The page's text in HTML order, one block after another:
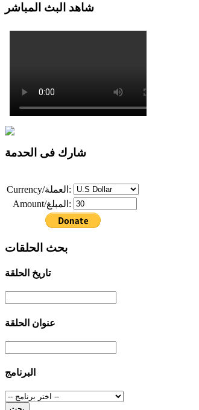
شاهد البث المباشر
شارك فى الحدمة
Currency/العملة:
Amount/المبلغ:
بحث الحلقات
تاريخ الحلقة
عنوان الحلقة
البرنامج